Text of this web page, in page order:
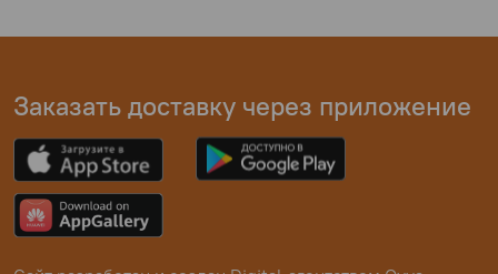
Заказать доставку через приложение